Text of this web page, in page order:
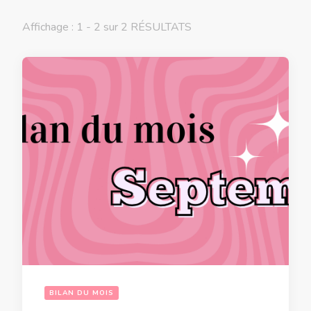
Affichage : 1 - 2 sur 2 RÉSULTATS
BILAN DU MOIS